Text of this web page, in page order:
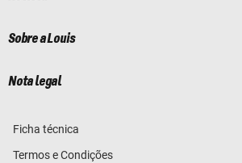
Sobre a Louis
Nota legal
Ficha técnica
Termos e Condições